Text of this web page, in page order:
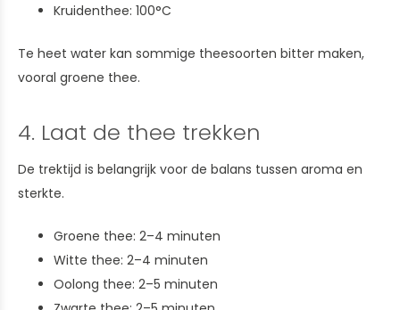
Kruidenthee: 100°C
Te heet water kan sommige theesoorten bitter maken,
vooral groene thee.
4. Laat de thee trekken
De trektijd is belangrijk voor de balans tussen aroma en
sterkte.
Groene thee: 2–4 minuten
Witte thee: 2–4 minuten
Oolong thee: 2–5 minuten